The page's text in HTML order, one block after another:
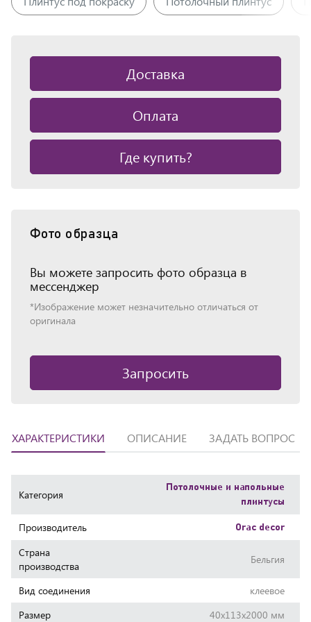
Доставка
Оплата
Где купить?
Фото образца
Вы можете запросить фото образца в
мессенджер
*Изображение может незначительно отличаться от
оригинала
Запросить
ХАРАКТЕРИСТИКИ ОПИСАНИЕ ЗАДАТЬ ВОПРОС
Категория
Потолочные и напольные
плинтусы
Производитель Orac decor
Страна
производства
Бельгия
Вид соединения
клеевое
Размер
40х113х2000 мм